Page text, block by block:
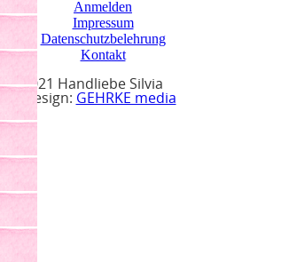
Anmelden
Impressum
Datenschutzbelehrung
Kontakt
© 2021 Handliebe Silvia
Webdesign: GEHRKE media